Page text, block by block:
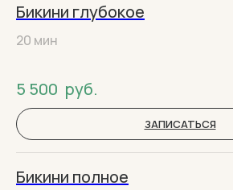
Бикини глубокое
20 мин
5 500 руб.
ЗАПИСАТЬСЯ
Бикини полное